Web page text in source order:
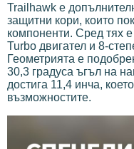
Trailhawk е
защитни кори, които
компоненти. Сред тях
Turbo двигател и 8-
Геометрията е
30,3 градуса ъгъл на
достига 11,4 инча,
възможностите.